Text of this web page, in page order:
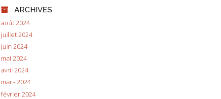
ARCHIVES
août 2024
juillet 2024
juin 2024
mai 2024
avril 2024
mars 2024
février 2024